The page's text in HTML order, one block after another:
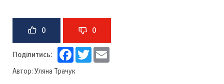
0 0
Поділитись: Facebook
Twitter
Автор: Уляна Трачук